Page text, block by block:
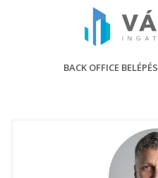
BACK OFFICE BELÉPÉS